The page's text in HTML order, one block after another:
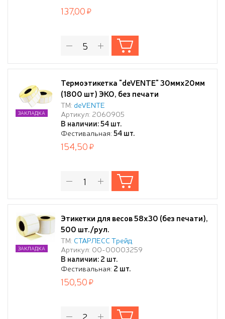
137,00
Термоэтикетка "deVENTE" 30ммx20мм
(1800 шт) ЭКО, без печати
ТМ: deVENTE
Артикул: 2060905
В наличии: 54 шт.
Фестивальная:54 шт.
ЗАКЛАДКА
154,50
Этикетки для весов 58х30 (без печати),
500 шт./рул.
ТМ: СТАРЛЕСС Трейд
Артикул: 00-00003259
В наличии: 2 шт.
Фестивальная: 2 шт.
ЗАКЛАДКА
150,50